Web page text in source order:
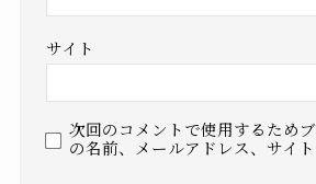
サイト
次回のコメントで使用するため
の名前、メールアドレス、サイト